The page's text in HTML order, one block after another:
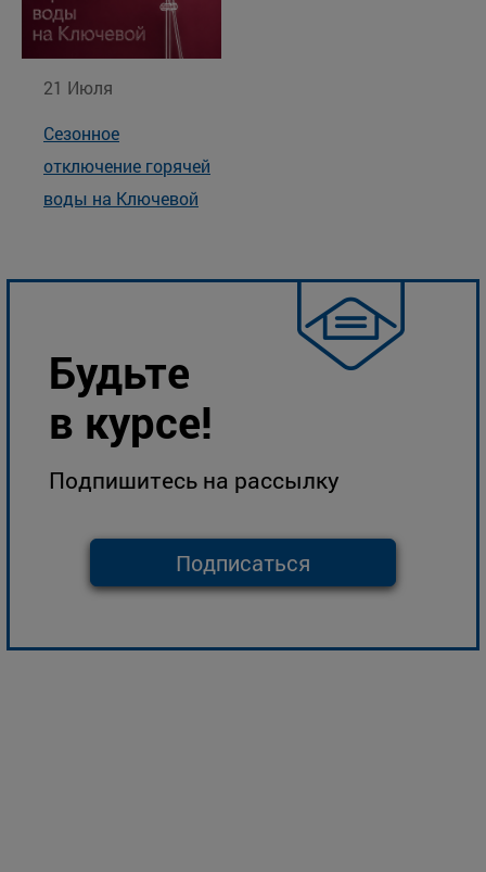
Будьте
в курсе!
Подпишитесь на рассылку
Подписаться
21 Июля
Сезонное
отключение горячей
воды на Ключевой